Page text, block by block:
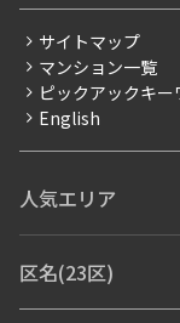
賃料改定
フリーレント
ペット可
ブランドマンショ
サイトマップ
マンション一覧
ピックアックキー
English
人気エリア
青山・表参道・原宿
区名(23区)